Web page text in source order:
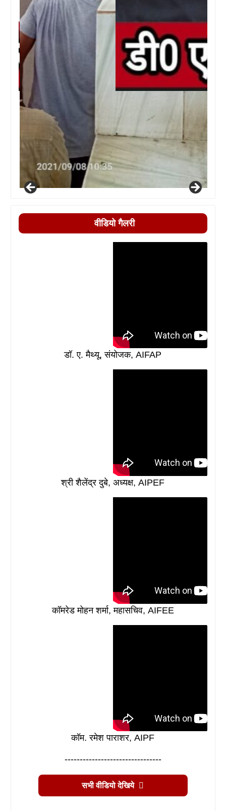
वीडियो गैलरी
डॉ. ए. मैथ्यू, संयोजक, AIFAP
श्री शैलेंद्र दुबे, अध्यक्ष, AIPEF
कॉमरेड मोहन शर्मा, महासचिव, AIFEE
कॉम. रमेश पाराशर, AIPF
--------------------------------
सभी वीडियो देखिये